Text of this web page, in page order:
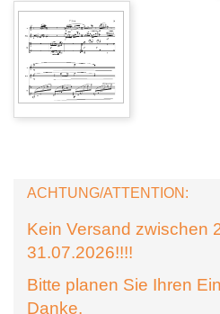
ACHTUNG/ATTENTION:
Kein Versand zwischen
31.07.2026!!!!
Bitte planen Sie Ihren
Danke.